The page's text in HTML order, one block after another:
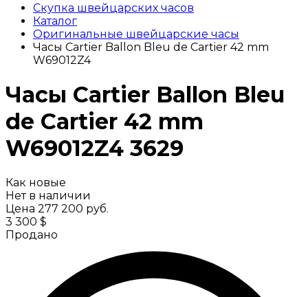
Скупка швейцарских часов
Каталог
Оригинальные швейцарские часы
Часы Cartier Ballon Bleu de Сartier 42 mm
W69012Z4
Часы Cartier Ballon Bleu
de Сartier 42 mm
W69012Z4 3629
Как новые
Нет в наличии
Цена 277 200 руб.
3 300 $
Продано